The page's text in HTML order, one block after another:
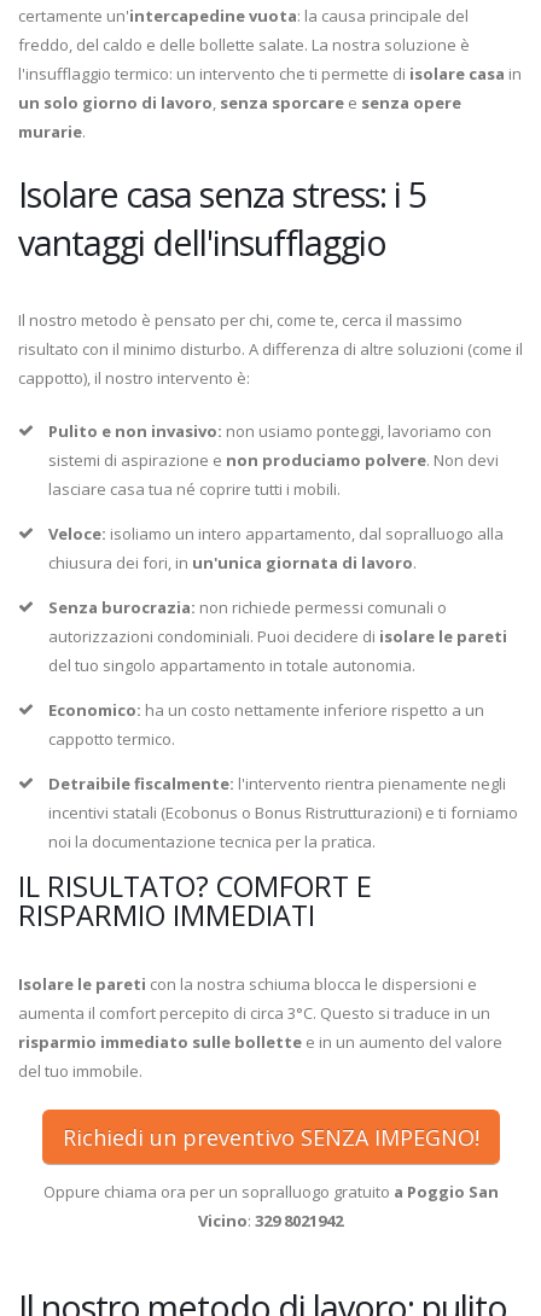
certamente un'intercapedine vuota: la causa principale del
freddo, del caldo e delle bollette salate. La nostra soluzione è
l'insufflaggio termico: un intervento che ti permette di isolare casa in
un solo giorno di lavoro, senza sporcare e senza opere
murarie.
Isolare casa senza stress: i 5
vantaggi dell'insufflaggio
Il nostro metodo è pensato per chi, come te, cerca il massimo
risultato con il minimo disturbo. A differenza di altre soluzioni (come il
cappotto), il nostro intervento è:
Pulito e non invasivo: non usiamo ponteggi, lavoriamo con
sistemi di aspirazione e non produciamo polvere. Non devi
lasciare casa tua né coprire tutti i mobili.
Veloce: isoliamo un intero appartamento, dal sopralluogo alla
chiusura dei fori, in un'unica giornata di lavoro.
Senza burocrazia: non richiede permessi comunali o
autorizzazioni condominiali. Puoi decidere di isolare le pareti
del tuo singolo appartamento in totale autonomia.
Economico: ha un costo nettamente inferiore rispetto a un
cappotto termico.
Detraibile fiscalmente: l'intervento rientra pienamente negli
incentivi statali (Ecobonus o Bonus Ristrutturazioni) e ti forniamo
noi la documentazione tecnica per la pratica.
IL RISULTATO? COMFORT E
RISPARMIO IMMEDIATI
Isolare le pareti con la nostra schiuma blocca le dispersioni e
aumenta il comfort percepito di circa 3°C. Questo si traduce in un
risparmio immediato sulle bollette e in un aumento del valore
del tuo immobile.
Richiedi un preventivo SENZA IMPEGNO!
Oppure chiama ora per un sopralluogo gratuito a Poggio San
Vicino: 329 8021942